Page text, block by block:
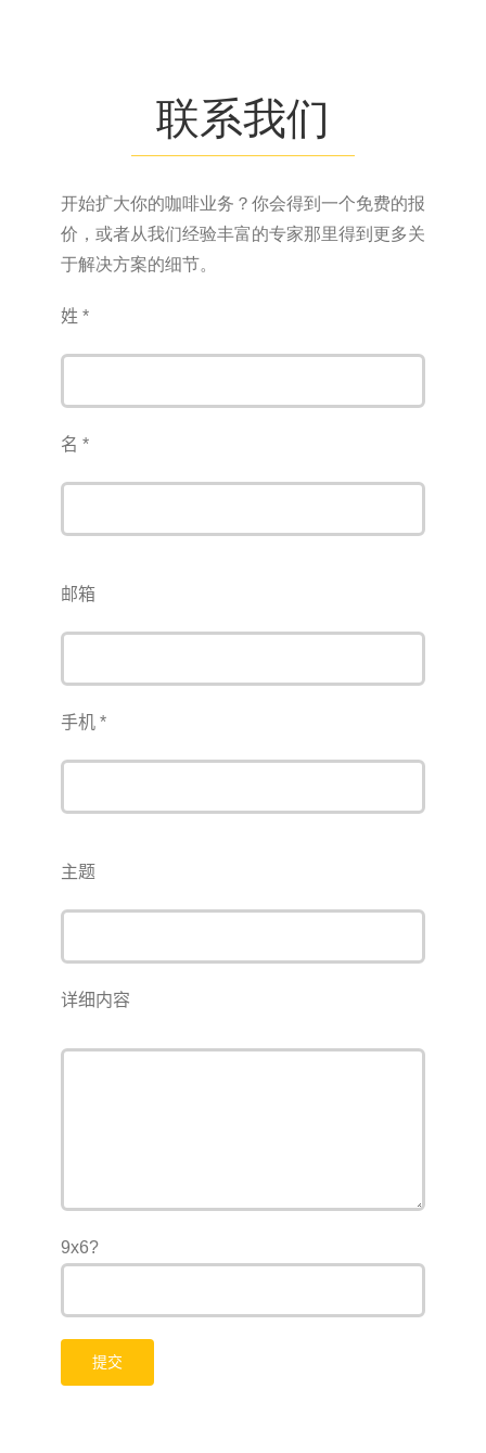
联系我们
开始扩大你的咖啡业务？你会得到一个免费的报
价，或者从我们经验丰富的专家那里得到更多关
于解决方案的细节。
姓 *
名 *
邮箱
手机 *
主题
详细内容
9x6?